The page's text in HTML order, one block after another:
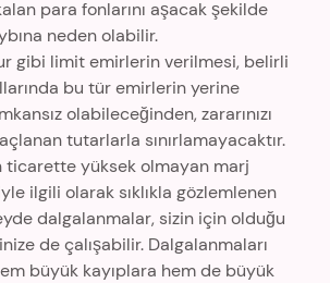
para fonlarını aşacak şekilde
neden olabilir.
gibi limit emirlerin verilmesi, belirli
bu tür emirlerin yerine
olabileceğinden, zararınızı
tutarlarla sınırlamayacaktır.
ticarette yüksek olmayan marj
ilgili olarak sıklıkla gözlemlenen
dalgalanmalar, sizin için olduğu
de çalışabilir. Dalgalanmaları
büyük kayıplara hem de büyük